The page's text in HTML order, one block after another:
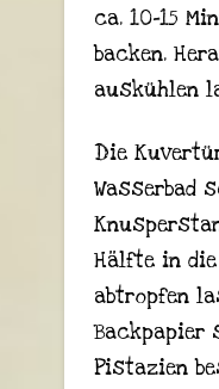
ca. 10-15
backen.
auskühlen
Die
Wasserbad
Hälfte in
abtropfen
Backpapier
Pistazien